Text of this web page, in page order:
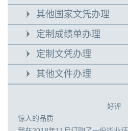
其他国家文凭办理
定制成绩单办理
定制文凭办理
其他文件办理
好评
惊人的品质